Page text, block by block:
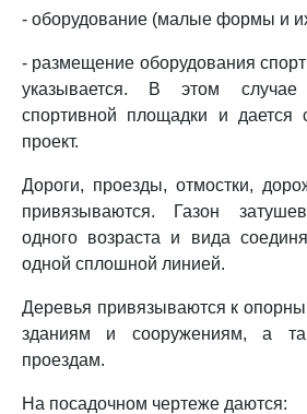
- оборудование (малые формы и
- размещение оборудования
указывается. В этом случае
спортивной площадки и дается
проект.
Дороги, проезды, отмостки,
привязываются. Газон
одного возраста и вида
одной сплошной линией.
Деревья привязываются к
зданиям и сооружениям, а
проездам.
На посадочном чертеже даются: